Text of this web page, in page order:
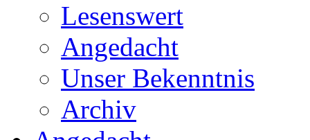
Lesenswert
Angedacht
Unser Bekenntnis
Archiv